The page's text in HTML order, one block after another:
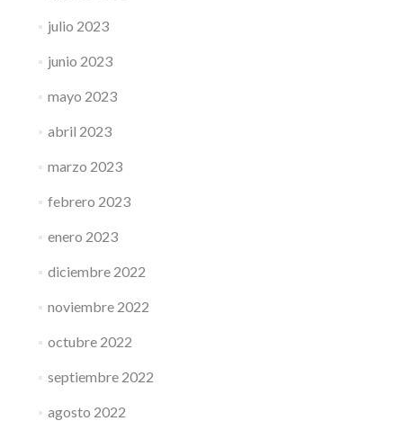
julio 2023
junio 2023
mayo 2023
abril 2023
marzo 2023
febrero 2023
enero 2023
diciembre 2022
noviembre 2022
octubre 2022
septiembre 2022
agosto 2022